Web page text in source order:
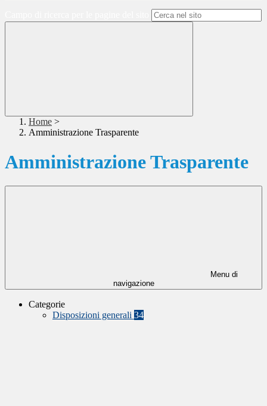
Home >
Amministrazione Trasparente
Amministrazione Trasparente
Menu di
navigazione
Categorie
Disposizioni generali 34